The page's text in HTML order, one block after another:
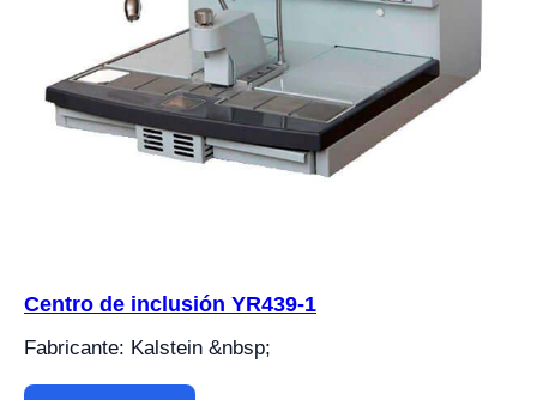
Centro de inclusión YR439-1
Fabricante: Kalstein &nbsp;